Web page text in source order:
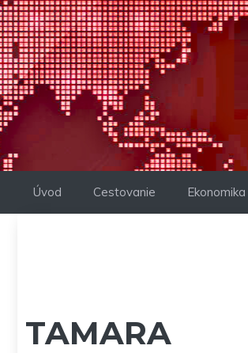
Preskočiť
na
obsah
Úvod Cestovanie Ekonomika
TAMARA